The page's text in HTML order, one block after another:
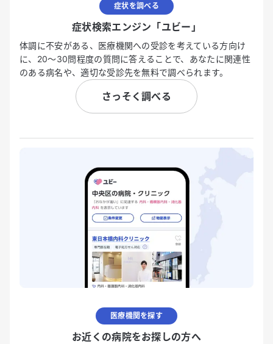
症状を調べる
症状検索エンジン「ユビー」
体調に不安がある、医療機関への受診を考えている方向け
に、20〜30問程度の質問に答えることで、あなたに関連性
のある病名や、適切な受診先を無料で調べられます。
さっそく調べる
医療機関を探す
お近くの病院をお探しの方へ